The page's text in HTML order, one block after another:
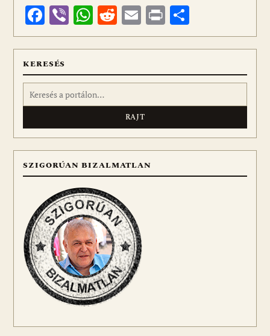
Facebook
ViberWhatsApp
Reddit
Email
Print
meg
KERESÉS
Keresés:
SZIGORÚAN BIZALMATLAN